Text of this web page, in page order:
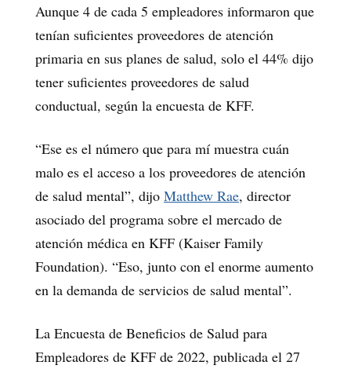
Aunque 4 de cada 5 empleadores informaron que
tenían suficientes proveedores de atención
primaria en sus planes de salud, solo el 44% dijo
tener suficientes proveedores de salud
conductual, según la encuesta de KFF.
“Ese es el número que para mí muestra cuán
malo es el acceso a los proveedores de atención
de salud mental”, dijo Matthew Rae, director
asociado del programa sobre el mercado de
atención médica en KFF (Kaiser Family
Foundation). “Eso, junto con el enorme aumento
en la demanda de servicios de salud mental”.
La Encuesta de Beneficios de Salud para
Empleadores de KFF de 2022, publicada el 27